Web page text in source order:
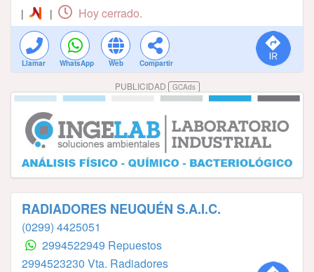
| | Hoy cerrado.
Llamar WhatsApp Web Compartir
PUBLICIDAD GCAds
RADIADORES NEUQUÉN S.A.I.C.
(0299) 4425051
2994522949 Repuestos
2994523230 Vta. Radiadores